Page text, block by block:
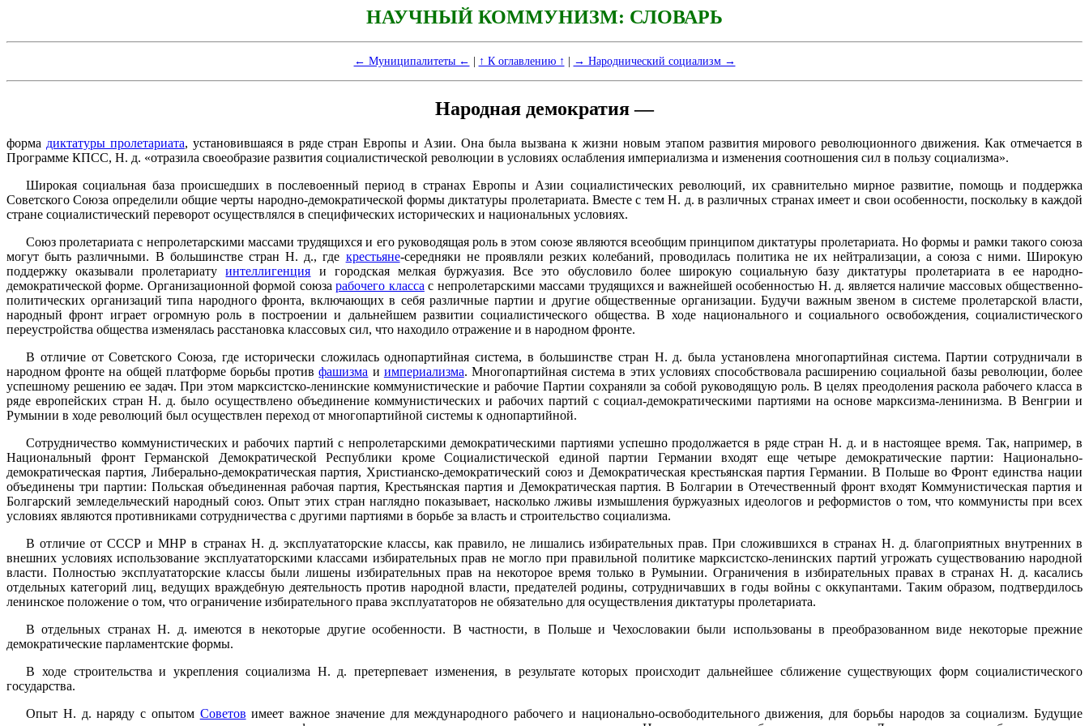
НАУЧНЫЙ КОММУНИЗМ: СЛОВАРЬ
← Муниципалитеты ← | ↑ К оглавлению ↑ | → Народнический социализм →
Народная демократия —
форма диктатуры пролетариата, установившаяся в ряде стран Европы и Азии. Она была вызвана к жизни новым этапом развития мирового революционного движения. Как отмечается в
Программе КПСС, Н. д. «отразила своеобразие развития социалистической революции в условиях ослабления империализма и изменения соотношения сил в пользу социализма».
Широкая социальная база происшедших в послевоенный период в странах Европы и Азии социалистических революций, их сравнительно мирное развитие, помощь и поддержка
Советского Союза определили общие черты народно-демократической формы диктатуры пролетариата. Вместе с тем Н. д. в различных странах имеет и свои особенности, поскольку в каждой
стране социалистический переворот осуществлялся в специфических исторических и национальных условиях.
Союз пролетариата с непролетарскими массами трудящихся и его руководящая роль в этом союзе являются всеобщим принципом диктатуры пролетариата. Но формы и рамки такого союза
могут быть различными. В большинстве стран Н. д., где крестьяне-середняки не проявляли резких колебаний, проводилась политика не их нейтрализации, а союза с ними. Широкую
поддержку оказывали пролетариатуинтеллигенция и городская мелкая буржуазия. Все это обусловило более широкую социальную базу диктатуры пролетариата в ее народно-
демократической форме. Организационной формой союзарабочего класса с непролетарскими массами трудящихся и важнейшей особенностью Н. д. является наличие массовых общественно-
политических организаций типа народного фронта, включающих в себя различные партии и другие общественные организации. Будучи важным звеном в системе пролетарской власти,
народный фронт играет огромную роль в построении и дальнейшем развитии социалистического общества. В ходе национального и социального освобождения, социалистического
переустройства общества изменялась расстановка классовых сил, что находило отражение и в народном фронте.
В отличие от Советского Союза, где исторически сложилась однопартийная система, в большинстве стран Н. д. была установлена многопартийная система. Партии сотрудничали в
народном фронте на общей платформе борьбы противфашизма и империализма. Многопартийная система в этих условиях способствовала расширению социальной базы революции, более
успешному решению ее задач. При этом марксистско-ленинские коммунистические и рабочие Партии сохраняли за собой руководящую роль. В целях преодоления раскола рабочего класса в
ряде европейских стран Н. д. было осуществлено объединение коммунистических и рабочих партий с социал-демократическими партиями на основе марксизма-ленинизма. В Венгрии и
Румынии в ходе революций был осуществлен переход от многопартийной системы к однопартийной.
Сотрудничество коммунистических и рабочих партий с непролетарскими демократическими партиями успешно продолжается в ряде стран Н. д. и в настоящее время. Так, например, в
Национальный фронт Германской Демократической Республики кроме Социалистической единой партии Германии входят еще четыре демократические партии: Национально-
демократическая партия, Либерально-демократическая партия, Христианско-демократический союз и Демократическая крестьянская партия Германии. В Польше во Фронт единства нации
объединены три партии: Польская объединенная рабочая партия, Крестьянская партия и Демократическая партия. В Болгарии в Отечественный фронт входят Коммунистическая партия и
Болгарский земледельческий народный союз. Опыт этих стран наглядно показывает, насколько лживы измышления буржуазных идеологов и реформистов о том, что коммунисты при всех
условиях являются противниками сотрудничества с другими партиями в борьбе за власть и строительство социализма.
В отличие от СССР и МНР в странах Н. д. эксплуататорские классы, как правило, не лишались избирательных прав. При сложившихся в странах Н. д. благоприятных внутренних в
внешних условиях использование эксплуататорскими классами избирательных прав не могло при правильной политике марксистско-ленинских партий угрожать существованию народной
власти. Полностью эксплуататорские классы были лишены избирательных прав на некоторое время только в Румынии. Ограничения в избирательных правах в странах Н. д. касались
отдельных категорий лиц, ведущих враждебную деятельность против народной власти, предателей родины, сотрудничавших в годы войны с оккупантами. Таким образом, подтвердилось
ленинское положение о том, что ограничение избирательного права эксплуататоров не обязательно для осуществления диктатуры пролетариата.
В отдельных странах Н. д. имеются в некоторые другие особенности. В частности, в Польше и Чехословакии были использованы в преобразованном виде некоторые прежние
демократические парламентские формы.
В ходе строительства и укрепления социализма Н. д. претерпевает изменения, в результате которых происходит дальнейшее сближение существующих форм социалистического
государства.
Опыт Н. д. наряду с опытом Советов имеет важное значение для международного рабочего и национально-освободительного движения, для борьбы народов за социализм. Будущие